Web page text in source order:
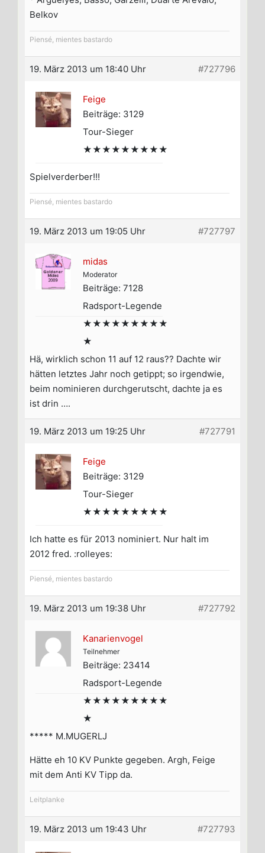
Belkov
Piensé, mientes bastardo
19. März 2013 um 18:40 Uhr #727796
Feige
Beiträge: 3129
Tour-Sieger
★★★★★★★★★
Spielverderber!!!
Piensé, mientes bastardo
19. März 2013 um 19:05 Uhr #727797
midas
Moderator
Beiträge: 7128
Radsport-Legende
★★★★★★★★★
★
Hä, wirklich schon 11 auf 12 raus?? Dachte wir
hätten letztes Jahr noch getippt; so irgendwie,
beim nominieren durchgerutscht, dachte ja es
ist drin ….
19. März 2013 um 19:25 Uhr #727791
Feige
Beiträge: 3129
Tour-Sieger
★★★★★★★★★
Ich hatte es für 2013 nominiert. Nur halt im
2012 fred. :rolleyes:
Piensé, mientes bastardo
19. März 2013 um 19:38 Uhr #727792
Kanarienvogel
Teilnehmer
Beiträge: 23414
Radsport-Legende
★★★★★★★★★
★
***** M.MUGERLJ
Hätte eh 10 KV Punkte gegeben. Argh, Feige
mit dem Anti KV Tipp da.
Leitplanke
19. März 2013 um 19:43 Uhr #727793